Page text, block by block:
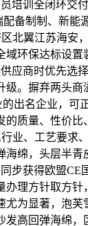
培训全闭环交
备制制、新能
北翼江苏海安
环保达标设
应商时优先选
。摒弃两头商
出名企业，可
质量、性价
业、工艺要求
绵，头层半青
获得欧盟CE
理方针取方
为显著，泡
高回弹海绵